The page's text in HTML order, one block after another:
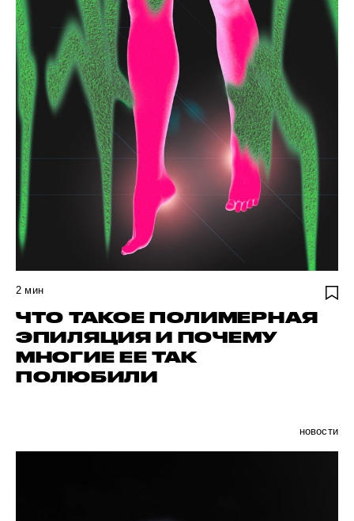
2 мин
ЧТО ТАКОЕ ПОЛИМЕРНАЯ
ЭПИЛЯЦИЯ И ПОЧЕМУ
МНОГИЕ ЕЕ ТАК
ПОЛЮБИЛИ
новости